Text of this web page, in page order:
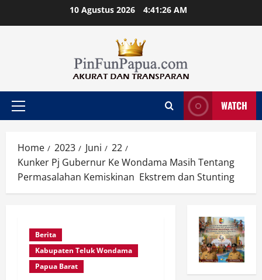
10 Agustus 2026 4:41:26 AM
Primary
WATCH
Home 2023 Juni
22
Kunker Pj Gubernur Ke Wondama Masih Tentang
Permasalahan Kemiskinan Ekstrem dan Stunting
Berita
Kabupaten Teluk Wondama
Papua Barat